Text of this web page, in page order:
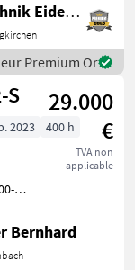
Landtechnik Eidenhammer GmbH
Premium Or
S
29.000
€
TVA non
applicable
2023 400 h
Bernhard